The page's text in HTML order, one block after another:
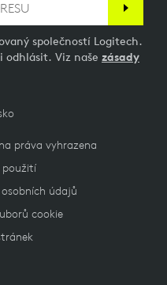
společností Logitech.
odhlásit. Viz naše zásady
práva vyhrazena
použití
údajů
cookie